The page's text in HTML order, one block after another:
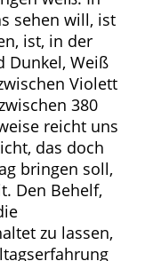
sehen will, ist
ist, in der
Dunkel, Weiß
Violett
380
reicht uns
das doch
bringen soll,
Den Behelf,
zu lassen,